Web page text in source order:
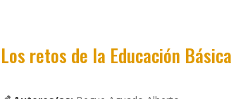
Los retos de la Educación